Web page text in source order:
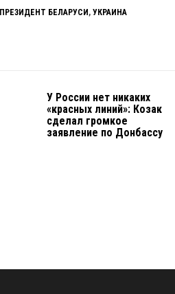
ПРЕЗИДЕНТ БЕЛАРУСИ , УКРАИНА
У России нет никаких
«красных линий»: Козак
сделал громкое
заявление по Донбассу